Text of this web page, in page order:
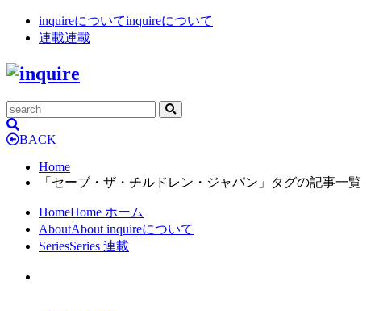
inquireについてinquireについて
連載連載
BACK
Home
「セーブ・ザ・チルドレン・ジャパン」タグの記事一覧
HomeHome ホーム
AboutAbout inquireについて
SeriesSeries 連載